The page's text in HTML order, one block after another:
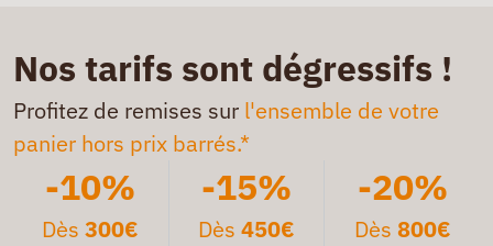
Nos tarifs sont dégressifs !
Profitez de remises sur l'ensemble de votre
panier hors prix barrés.*
-10%
Dès300€
-15%
Dès 450€
-20%
Dès 800€